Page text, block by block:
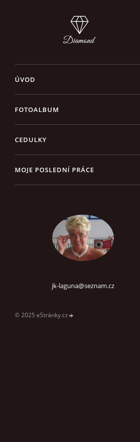
ÚVOD
FOTOALBUM
CEDULKY
MOJE POSLEDNÍ PRÁCE
jk-laguna@seznam.cz
© 2025 eStránky.cz